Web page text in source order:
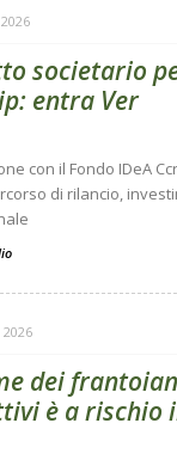
societario
entra Ver
con il Fondo IDeA
di rilancio,
dei
è a rischio